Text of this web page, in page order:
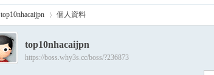
top10nhacaijpn 個人資料
top10nhacaijpn
https://boss.why3s.cc/boss/?236873